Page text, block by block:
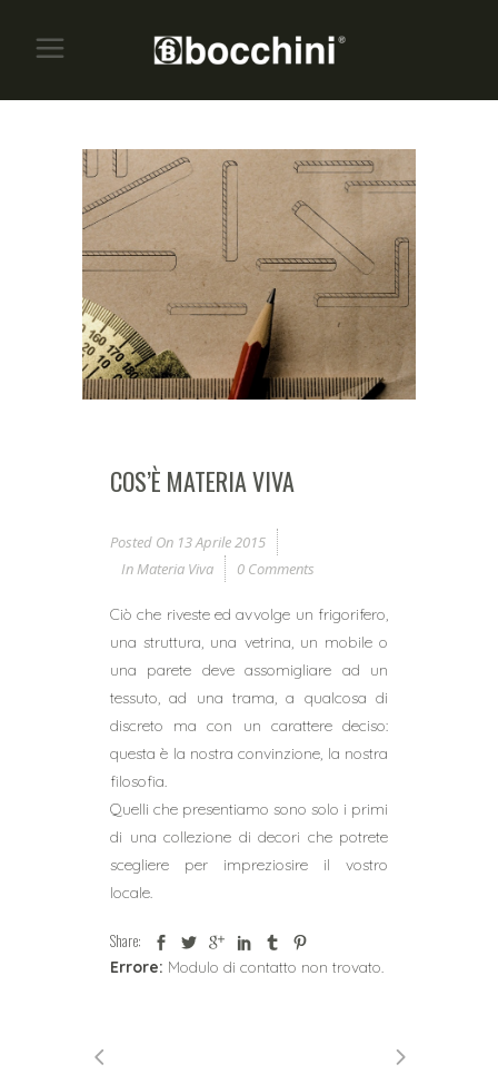
COS’È MATERIA VIVA
Posted On 13 Aprile 2015
InMateria Viva 0 Comments
Ciò che riveste ed avvolge un frigorifero,
una struttura, una vetrina, un mobile o
una parete deve assomigliare ad un
tessuto, ad una trama, a qualcosa di
discreto ma con un carattere deciso:
questa è la nostra convinzione, la nostra
filosofia.
Quelli che presentiamo sono solo i primi
di una collezione di decori che potrete
scegliere per impreziosire il vostro
locale.
Share:
Errore: Modulo di contatto non trovato.